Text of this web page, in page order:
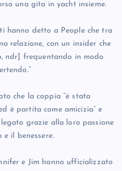
una gita in yacht insieme.
hanno detto a People che tra
relazione, con un insider che
ndr] frequentando in modo
che la coppia “è stata
è partita come amicizia” e
grazie alla loro passione
e il benessere.
e Jim hanno ufficializzato